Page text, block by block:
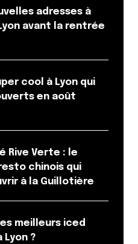
adresses à
avant la rentrée
cool à Lyon qui
en août
Rive Verte : le
chinois qui
à la Guillotière
meilleurs iced
?